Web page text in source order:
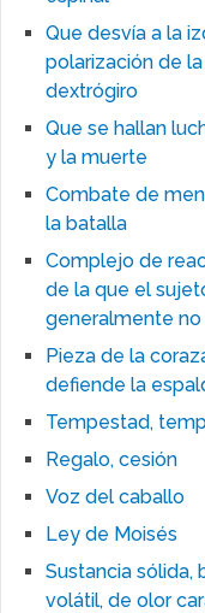
Que desvía a la
polarización de
dextrógiro
Que se hallan
y la muerte
Combate de
la batalla
Complejo de
de la que el
generalmente
Pieza de la
defiende la
Tempestad,
Regalo, cesión
Voz del caballo
Ley de Moisés
Sustancia sólida,
volátil, de olor